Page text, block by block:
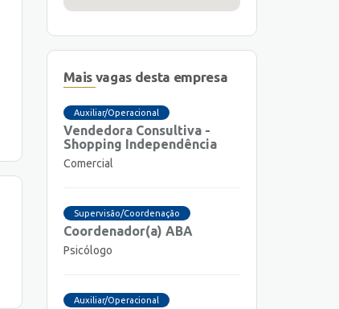
Mais vagas desta empresa
Auxiliar/Operacional
Vendedora Consultiva -
Shopping Independência
Comercial
Supervisão/Coordenação
Coordenador(a) ABA
Psicólogo
Auxiliar/Operacional